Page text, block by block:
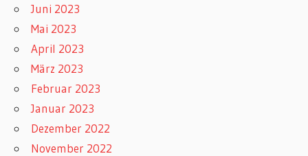
Juni 2023
Mai 2023
April 2023
März 2023
Februar 2023
Januar 2023
Dezember 2022
November 2022